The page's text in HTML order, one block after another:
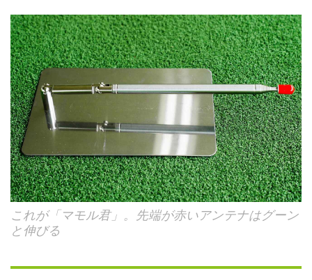
これが「マモル君」。先端が赤いアンテナはグーン
と伸びる